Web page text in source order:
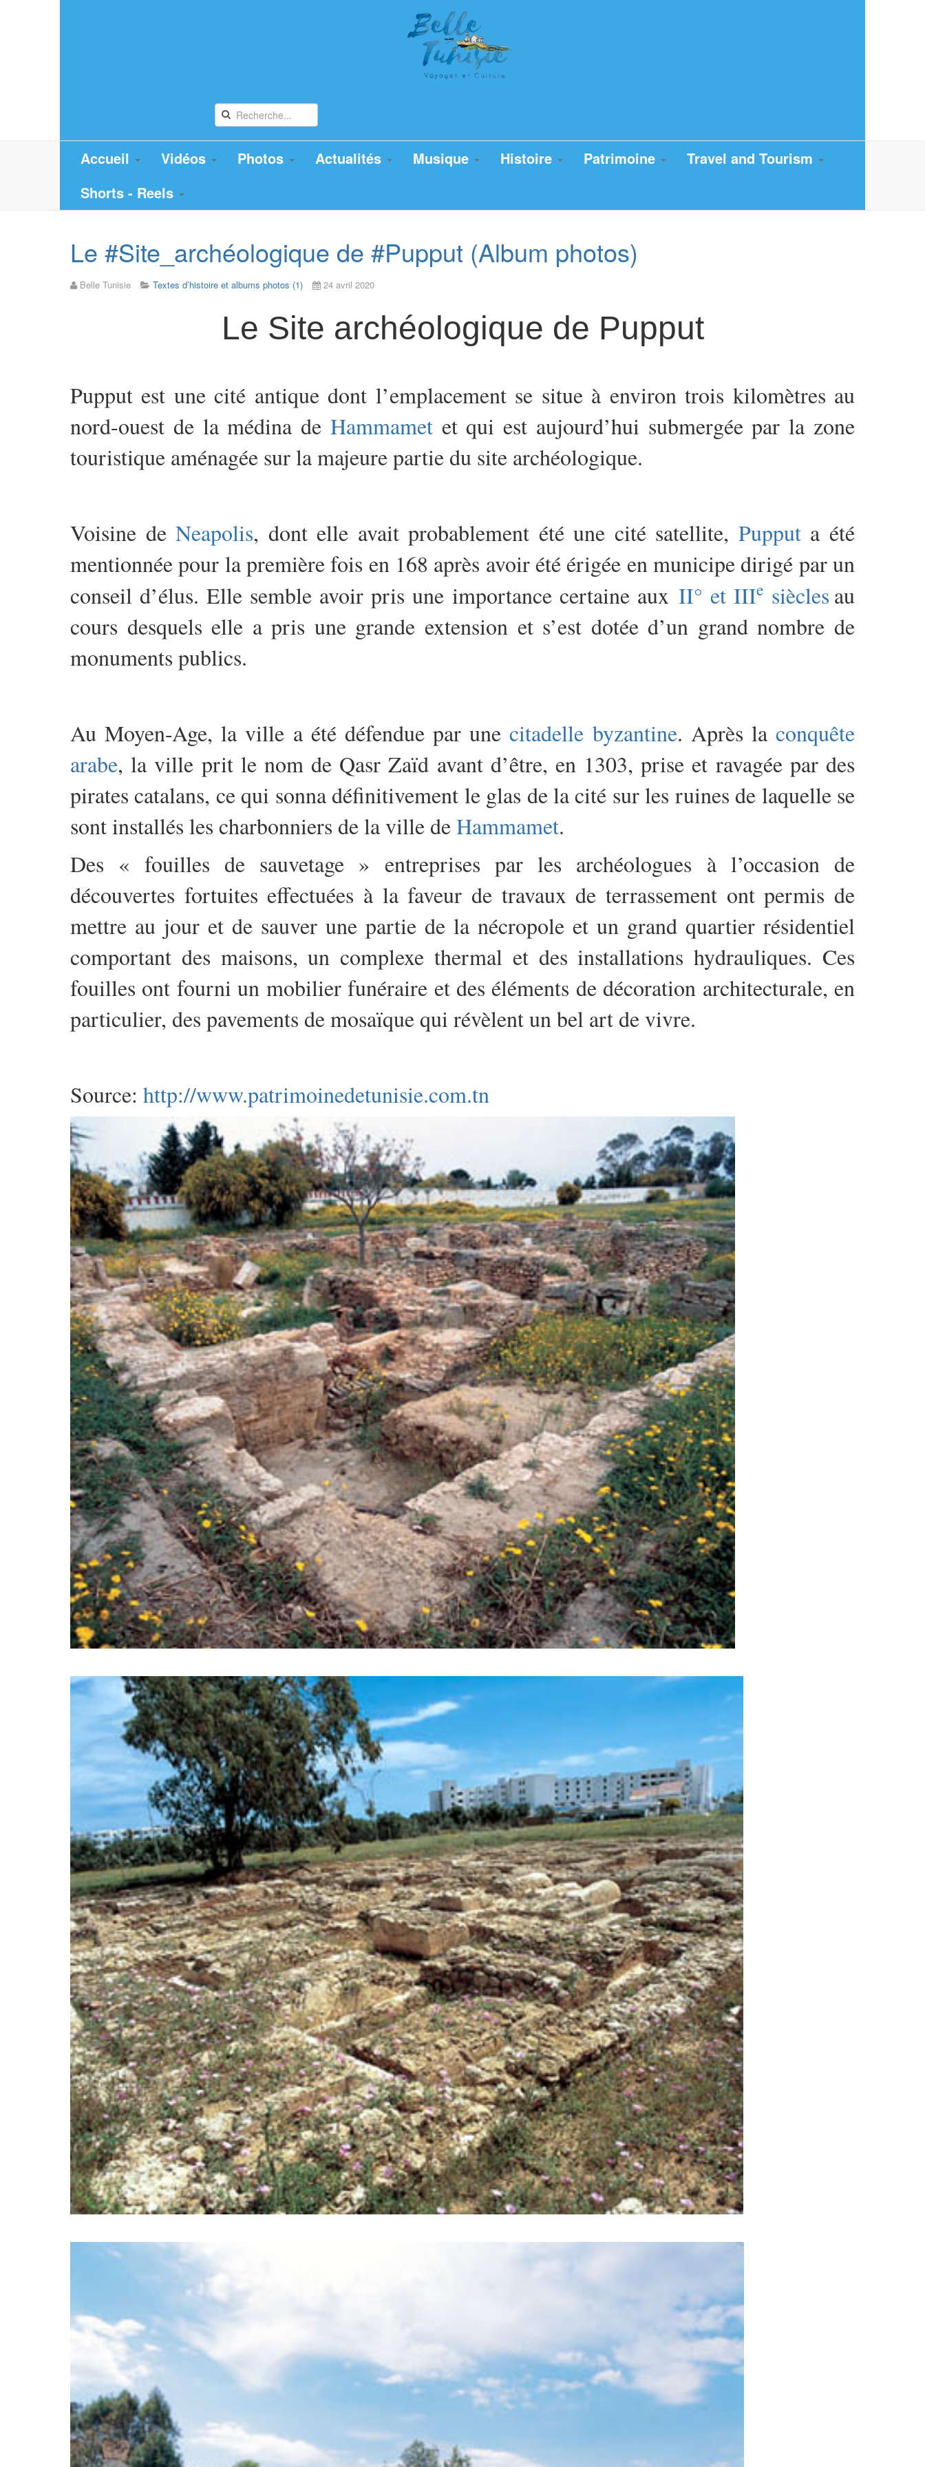
Accueil Vidéos Photos Actualités Musique Histoire Patrimoine
Travel and Tourism
Shorts - Reels
Le #Site_archéologique de #Pupput (Album photos)
Belle Tunisie Textes d’histoire et albums photos (1) 24 avril 2020
Le Site archéologique de Pupput
Pupput est une cité antique dont l’emplacement se situe à environ trois kilomètres au
nord-ouest de la médina de Hammametet qui est aujourd’hui submergée par la zone
touristique aménagée sur la majeure partie du site archéologique.
Voisine deNeapolis, dont elle avait probablement été une cité satellite, Pupputa été
mentionnée pour la première fois en 168 après avoir été érigée en municipe dirigé par un
conseil d’élus. Elle semble avoir pris une importance certaineaux II° et IIIe siècles au
cours desquels elle a pris une grande extension et s’est dotée d’un grand nombre de
monuments publics.
Au Moyen-Age, la ville a été défendue par unecitadelle byzantine. Après laconquête
arabe, la ville prit le nom de Qasr Zaïd avant d’être, en 1303, prise et ravagée par des
pirates catalans, ce qui sonna définitivement le glas de la cité sur les ruines de laquelle se
sont installés les charbonniers de la ville deHammamet.
Des « fouilles de sauvetage » entreprises par les archéologues à l’occasion de
découvertes fortuites effectuées à la faveur de travaux de terrassement ont permis de
mettre au jour et de sauver une partie de la nécropole et un grand quartier résidentiel
comportant des maisons, un complexe thermal et des installations hydrauliques. Ces
fouilles ont fourni un mobilier funéraire et des éléments de décoration architecturale, en
particulier, des pavements de mosaïque qui révèlent un bel art de vivre.
Source: http://www.patrimoinedetunisie.com.tn